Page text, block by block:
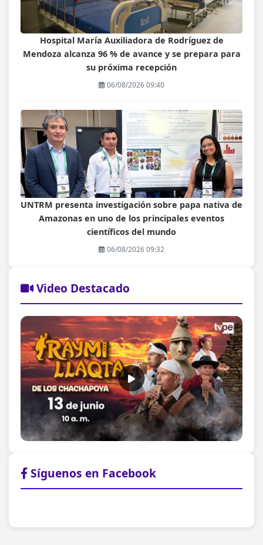
Hospital María Auxiliadora de Rodríguez de
Mendoza alcanza 96 % de avance y se prepara para
su próxima recepción
06/08/2026 09:40
UNTRM presenta investigación sobre papa nativa de
Amazonas en uno de los principales eventos
científicos del mundo
06/08/2026 09:32
Video Destacado
Síguenos en Facebook